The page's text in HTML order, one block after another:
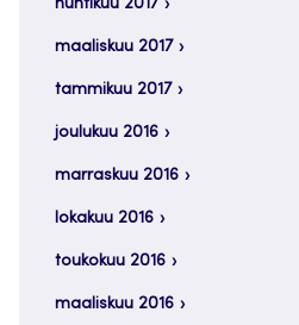
huhtikuu 2017
maaliskuu 2017
tammikuu 2017
joulukuu 2016
marraskuu 2016
lokakuu 2016
toukokuu 2016
maaliskuu 2016